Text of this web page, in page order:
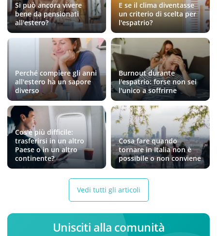
Si può ancora vivere
bene da pensionati
all'estero?
E se il clima diventasse
un criterio di scelta per
l'espatrio?
Perché compiere gli anni
all'estero ha un sapore
diverso
Burnout durante
l'espatrio: forse non sei
l'unico a soffrirne
Cos'è più difficile:
trasferirsi in un altro
Paese o in un altro
continente?
Cosa fare quando
tornare in Italia non è
possibile o non conviene
Vedi tutti gli articoli
Unisciti alla comunità